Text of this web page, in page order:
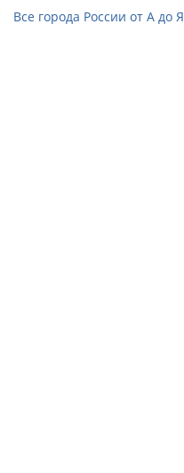
Все города России от А до Я